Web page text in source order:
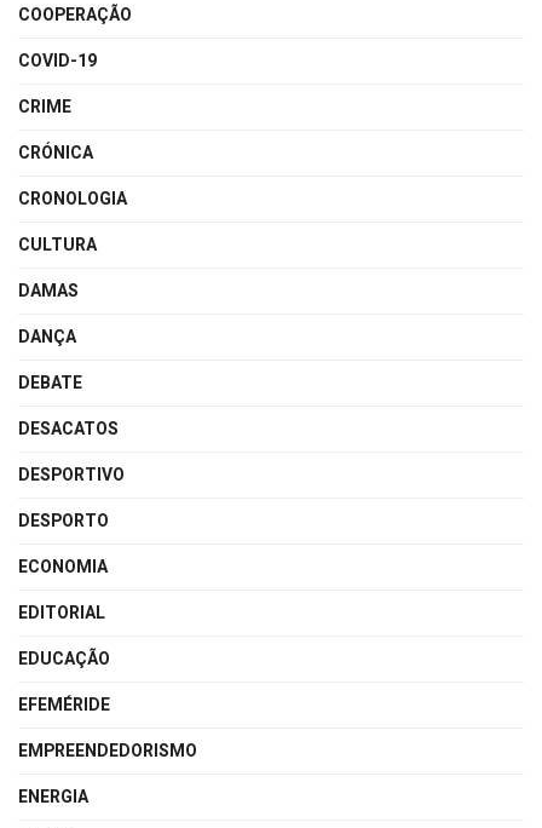
COOPERAÇÃO
COVID-19
CRIME
CRÓNICA
CRONOLOGIA
CULTURA
DAMAS
DANÇA
DEBATE
DESACATOS
DESPORTIVO
DESPORTO
ECONOMIA
EDITORIAL
EDUCAÇÃO
EFEMÉRIDE
EMPREENDEDORISMO
ENERGIA